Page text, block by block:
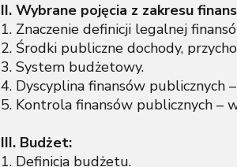
II. Wybrane pojęcia z zakresu
1. Znaczenie definicji legalnej
2. Środki publiczne dochody,
3. System budżetowy.
4. Dyscyplina finansów publicznych
5. Kontrola finansów publicznych –
III. Budżet:
1. Definicja budżetu.